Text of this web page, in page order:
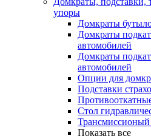
упоры
Домкраты
Домкраты
автомобилей
Домкраты
автомобилей
Опции для
Подставки
Стол
Трансмиссионый
Показать все